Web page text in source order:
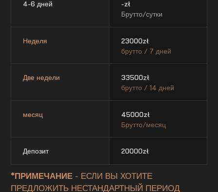
4-6 дней -zł
Брутто/сутки
Неделя 23000zł
брутто / 7 дней
Две недели 33500zł
брутто / 14 дней
месяц 45000zł
Брутто/месяц
Депозит 20000zł
*ПРИМЕЧАНИЕ - ЕСЛИ ВЫ ХОТИТЕ
ПРЕДЛОЖИТЬ НЕСТАНДАРТНЫЙ ПЕРИОД